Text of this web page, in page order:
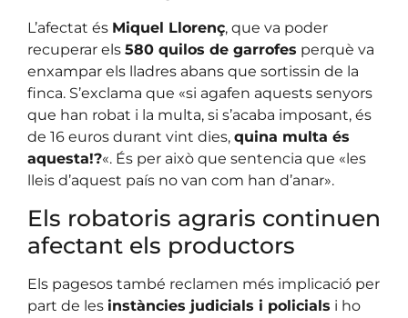
L’afectat és Miquel Llorenç, que va poder
recuperar els 580 quilos de garrofes perquè va
enxampar els lladres abans que sortissin de la
finca. S’exclama que «si agafen aquests senyors
que han robat i la multa, si s’acaba imposant, és
de 16 euros durant vint dies, quina multa és
aquesta!?«. És per això que sentencia que «les
lleis d’aquest país no van com han d’anar».
Els robatoris agraris continuen
afectant els productors
Els pagesos també reclamen més implicació per
part de les instàncies judicials i policials i ho